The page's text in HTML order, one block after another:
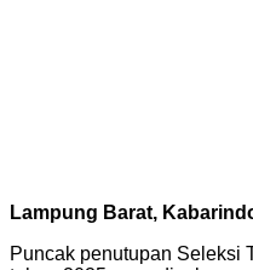
Lampung Barat,
Puncak penutupan Seleksi